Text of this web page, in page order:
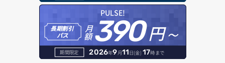
オブジェクト一覧取得
オブジェクト削除
オブジェクト削除予約
レコード一覧取得
レコード作成
PULSE!
長期割引
パス
月
額390円～
期間限定 2026年9月11日(金) 17時まで